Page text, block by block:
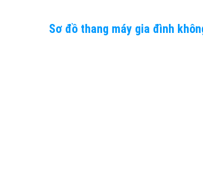
Sơ đồ thang máy gia đình